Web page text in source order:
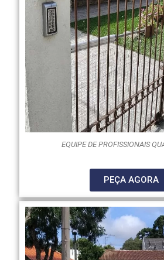
EQUIPE DE PROFISSIONAIS
PEÇA AGORA